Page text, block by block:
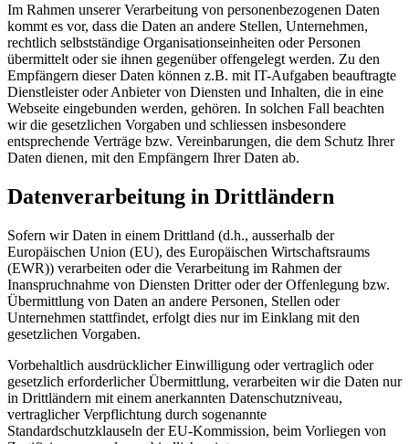
Im Rahmen unserer Verarbeitung von personenbezogenen Daten
kommt es vor, dass die Daten an andere Stellen, Unternehmen,
rechtlich selbstständige Organisationseinheiten oder Personen
übermittelt oder sie ihnen gegenüber offengelegt werden. Zu den
Empfängern dieser Daten können z.B. mit IT-Aufgaben beauftragte
Dienstleister oder Anbieter von Diensten und Inhalten, die in eine
Webseite eingebunden werden, gehören. In solchen Fall beachten
wir die gesetzlichen Vorgaben und schliessen insbesondere
entsprechende Verträge bzw. Vereinbarungen, die dem Schutz Ihrer
Daten dienen, mit den Empfängern Ihrer Daten ab.
Datenverarbeitung in Drittländern
Sofern wir Daten in einem Drittland (d.h., ausserhalb der
Europäischen Union (EU), des Europäischen Wirtschaftsraums
(EWR)) verarbeiten oder die Verarbeitung im Rahmen der
Inanspruchnahme von Diensten Dritter oder der Offenlegung bzw.
Übermittlung von Daten an andere Personen, Stellen oder
Unternehmen stattfindet, erfolgt dies nur im Einklang mit den
gesetzlichen Vorgaben.
Vorbehaltlich ausdrücklicher Einwilligung oder vertraglich oder
gesetzlich erforderlicher Übermittlung, verarbeiten wir die Daten nur
in Drittländern mit einem anerkannten Datenschutzniveau,
vertraglicher Verpflichtung durch sogenannte
Standardschutzklauseln der EU-Kommission, beim Vorliegen von